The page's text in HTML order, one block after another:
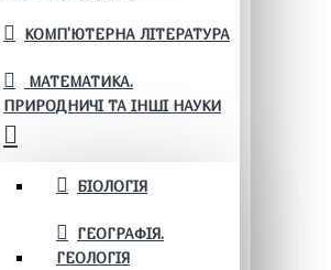
КОМП'ЮТЕРНА ЛІТЕРАТУРА
МАТЕМАТИКА.
ПРИРОДНИЧІ ТА ІНШІ НАУКИ
БІОЛОГІЯ
ГЕОГРАФІЯ.
ГЕОЛОГІЯ